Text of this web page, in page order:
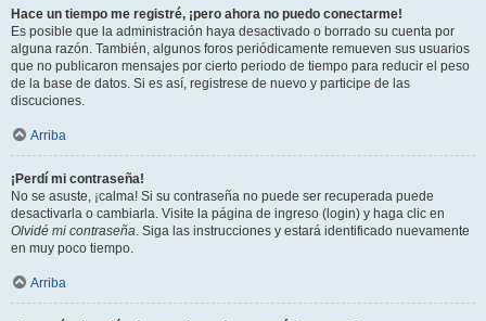
Hace un tiempo me registré, ¡pero ahora no puedo conectarme!
Es posible que la administración haya desactivado o borrado su cuenta por
alguna razón. También, algunos foros periódicamente remueven sus usuarios
que no publicaron mensajes por cierto periodo de tiempo para reducir el peso
de la base de datos. Si es así, registrese de nuevo y participe de las
discuciones.
Arriba
¡Perdí mi contraseña!
No se asuste, ¡calma! Si su contraseña no puede ser recuperada puede
desactivarla o cambiarla. Visite la página de ingreso (login) y haga clic en
Olvidé mi contraseña. Siga las instrucciones y estará identificado nuevamente
en muy poco tiempo.
Arriba